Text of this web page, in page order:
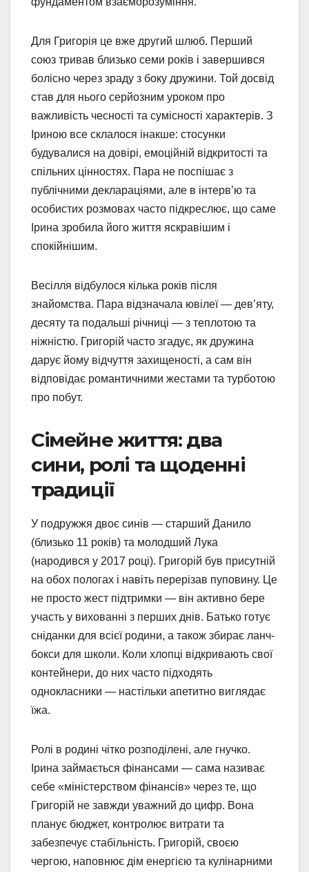
Для Григорія це вже другий шлюб. Перший
союз тривав близько семи років і завершився
болісно через зраду з боку дружини. Той досвід
став для нього серйозним уроком про
важливість чесності та сумісності характерів. З
Іриною все склалося інакше: стосунки
будувалися на довірі, емоційній відкритості та
спільних цінностях. Пара не поспішає з
публічними деклараціями, але в інтерв’ю та
особистих розмовах часто підкреслює, що саме
Ірина зробила його життя яскравішим і
спокійнішим.
Весілля відбулося кілька років після
знайомства. Пара відзначала ювілеї — дев’яту,
десяту та подальші річниці — з теплотою та
ніжністю. Григорій часто згадує, як дружина
дарує йому відчуття захищеності, а сам він
відповідає романтичними жестами та турботою
про побут.
Сімейне життя: два
сини, ролі та щоденні
традиції
У подружжя двоє синів — старший Данило
(близько 11 років) та молодший Лука
(народився у 2017 році). Григорій був присутній
на обох пологах і навіть перерізав пуповину. Це
не просто жест підтримки — він активно бере
участь у вихованні з перших днів. Батько готує
сніданки для всієї родини, а також збирає ланч-
бокси для школи. Коли хлопці відкривають свої
контейнери, до них часто підходять
однокласники — настільки апетитно виглядає
їжа.
Ролі в родині чітко розподілені, але гнучко.
Ірина займається фінансами — сама називає
себе «міністерством фінансів» через те, що
Григорій не завжди уважний до цифр. Вона
планує бюджет, контролює витрати та
забезпечує стабільність. Григорій, своєю
чергою, наповнює дім енергією та кулінарними